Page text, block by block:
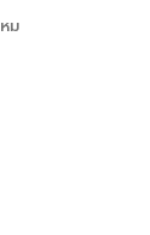
ม